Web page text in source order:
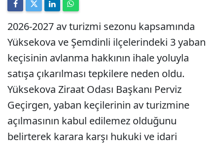
2026-2027 av turizmi sezonu kapsamında
Yüksekova ve Şemdinli ilçelerindeki 3 yaban
keçisinin avlanma hakkının ihale yoluyla
satışa çıkarılması tepkilere neden oldu.
Yüksekova Ziraat Odası Başkanı Perviz
Geçirgen, yaban keçilerinin av turizmine
açılmasının kabul edilemez olduğunu
belirterek karara karşı hukuki ve idari